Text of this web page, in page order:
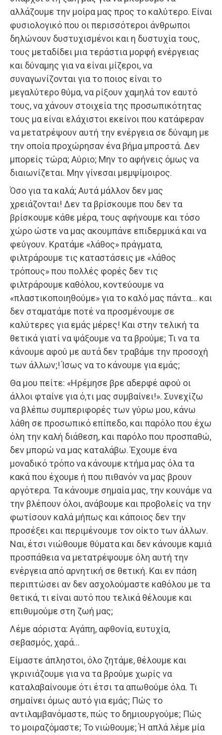
αλλάζουμε την μοίρα μας προς το καλύτερο. Είναι
φυσιολογικό που οι περισσότεροι άνθρωποι
δηλώνουν δυστυχισμένοι και η δυστυχία τους,
τους μεταδίδει μια τεράστια μορφή ενέργειας
και δύναμης για να είναι μίζεροι, να
συναγωνίζονται για το ποιος είναι το
μεγαλύτερο θύμα, να ρίξουν χαμηλά τον εαυτό
τους, να χάνουν στοιχεία της προσωπικότητας
τους μα είναι ελάχιστοι εκείνοι που κατάφεραν
να μετατρέψουν αυτή την ενέργεια σε δύναμη με
την οποία προχώρησαν ένα βήμα μπροστά. Δεν
μπορείς τώρα; Αύριο; Μην το αφήνεις όμως να
διαιωνίζεται. Μην γίνεσαι μεμψίμοιρος.
Όσο για τα καλά; Αυτά μάλλον δεν μας
χρειάζονται! Δεν τα βρίσκουμε που δεν τα
βρίσκουμε κάθε μέρα, τους αφήνουμε και τόσο
χώρο ώστε να μας ακουμπάνε επιδερμικά και να
φεύγουν. Κρατάμε «λάθος» πράγματα,
φιλτράρουμε τις καταστάσεις με «λάθος
τρόπους» που πολλές φορές δεν τις
φιλτράρουμε καθόλου, κοντεύουμε να
«πλαστικοποιηθούμε» για το καλό μας πάντα… και
δεν σταματάμε ποτέ να προσμένουμε σε
καλύτερες για εμάς μέρες! Και στην τελική τα
θετικά γιατί να ψάξουμε να τα βρούμε; Τι να τα
κάνουμε αφού με αυτά δεν τραβάμε την προσοχή
των άλλων;! Ίσως να το κάνουμε για εμάς;
Θα μου πείτε: «Ηρέμησε βρε αδερφέ αφού οι
άλλοι φταίνε για ό,τι μας συμβαίνει!». Συνεχίζω
να βλέπω συμπεριφορές των γύρω μου, κάνω
λάθη σε προσωπικό επίπεδο, και παρόλο που έχω
όλη την καλή διάθεση, και παρόλο που προσπαθώ,
δεν μπορώ να μας καταλάβω. Έχουμε ένα
μοναδικό τρόπο να κάνουμε κτήμα μας όλα τα
κακά που έχουμε ή που πιθανόν να μας βρουν
αργότερα. Τα κάνουμε σημαία μας, την κουνάμε να
την βλέπουν όλοι, ανάβουμε και προβολείς να την
φωτίσουν καλά μήπως και κάποιος δεν την
προσέξει και περιμένουμε τον οίκτο των άλλων.
Ναι, έτσι νιώθουμε θύματα και δεν κάνουμε καμιά
προσπάθεια να μετατρέψουμε όλη αυτή την
ενέργεια από αρνητική σε θετική. Και εν πάση
περιπτώσει αν δεν ασχολούμαστε καθόλου με τα
θετικά, τι είναι αυτό που τελικά θέλουμε και
επιθυμούμε στη ζωή μας;
Λέμε αόριστα: Αγάπη, αφθονία, ευτυχία,
σεβασμός, χαρά…
Είμαστε άπληστοι, όλο ζητάμε, θέλουμε και
γκρινιάζουμε για να τα βρούμε χωρίς να
καταλαβαίνουμε ότι έτσι τα απωθούμε όλα. Τι
σημαίνει όμως αυτό για εμάς; Πώς το
αντιλαμβανόμαστε, πώς το δημιουργούμε; Πώς
το μοιραζόμαστε; Το νιώθουμε; Ή απλά λέμε μία